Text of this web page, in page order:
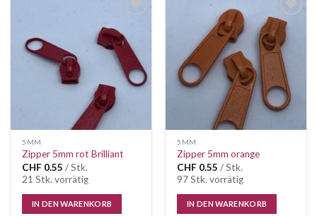
Wunschliste
5MM
Zipper 5mm rot Brilliant
CHF 0.55 / Stk.
21 Stk. vorrätig
IN DEN WARENKORB
Auf die
Wunschliste
5MM
Zipper 5mm orange
CHF 0.55 / Stk.
97 Stk. vorrätig
IN DEN WARENKORB